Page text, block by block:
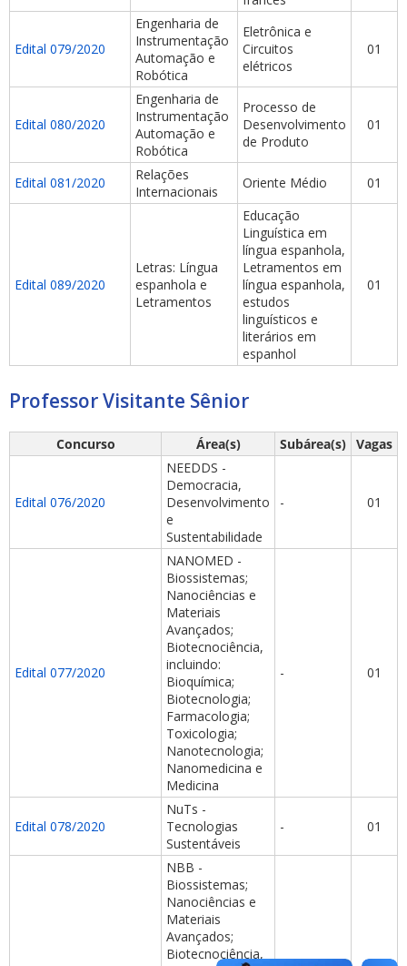
Edital 079/2020
Engenharia de
Instrumentação
Automação e
Robótica
Eletrônica e
Circuitos
elétricos
01
Edital 080/2020
Engenharia de
Instrumentação
Automação e
Robótica
Processo de
Desenvolvimento
de Produto
01
Edital 081/2020
Relações
Internacionais
Oriente Médio 01
Edital 089/2020
Letras: Língua
espanhola e
Letramentos
Educação
Linguística em
língua espanhola,
Letramentos em
língua espanhola,
estudos
linguísticos e
literários em
espanhol
01
Professor Visitante Sênior
Concurso Área(s) Subárea(s) Vagas
Edital 076/2020
NEEDDS -
Democracia,
Desenvolvimento
e
Sustentabilidade
- 01
Edital 077/2020
NANOMED -
Biossistemas;
Nanociências e
Materiais
Avançados;
Biotecnociência,
incluindo:
Bioquímica;
Biotecnologia;
Farmacologia;
Toxicologia;
Nanotecnologia;
Nanomedicina e
Medicina
- 01
Edital 078/2020
NuTs -
Tecnologias
Sustentáveis
- 01
NBB -
Biossistemas;
Nanociências e
Materiais
Avançados;
Biotecnociência,